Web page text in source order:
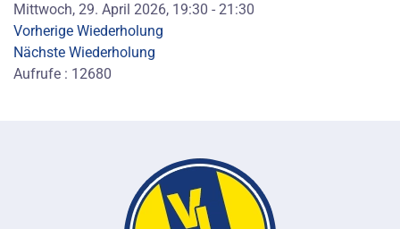
Mittwoch, 29. April 2026, 19:30 - 21:30
Vorherige Wiederholung
Nächste Wiederholung
Aufrufe : 12680